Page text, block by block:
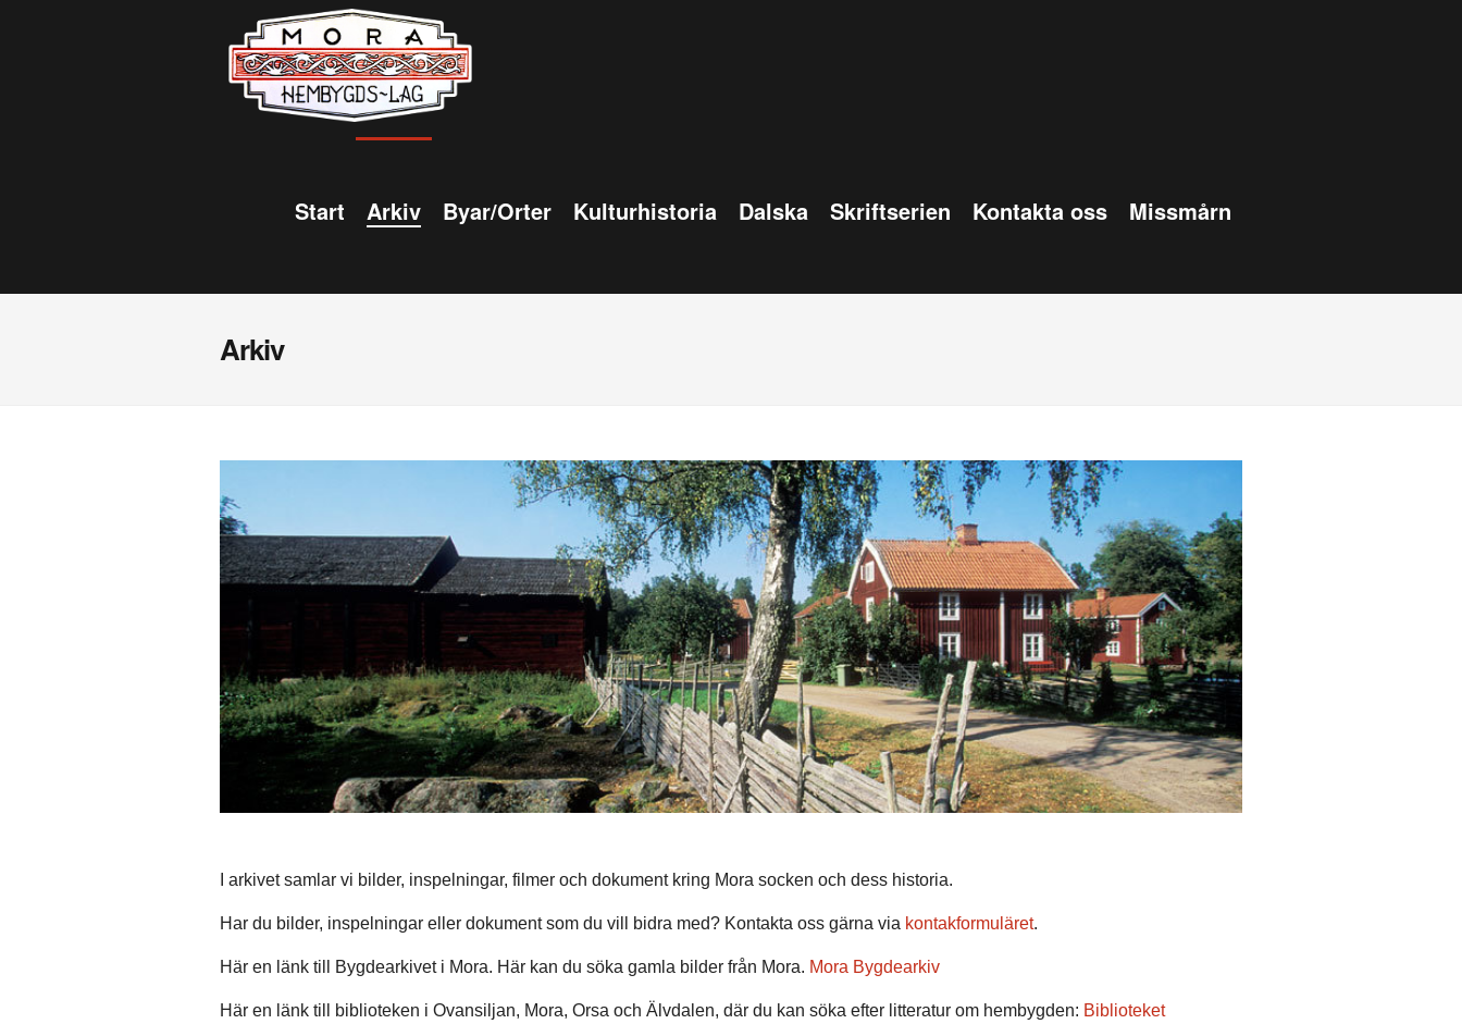
Start Arkiv Byar/Orter Kulturhistoria Dalska Skriftserien Kontakta oss Missmårn
Arkiv
I arkivet samlar vi bilder, inspelningar, filmer och dokument kring Mora socken och dess historia.
Har du bilder, inspelningar eller dokument som du vill bidra med? Kontakta oss gärna via kontakformuläret.
Här en länk till Bygdearkivet i Mora. Här kan du söka gamla bilder från Mora. Mora Bygdearkiv
Här en länk till biblioteken i Ovansiljan, Mora, Orsa och Älvdalen, där du kan söka efter litteratur om hembygden: Biblioteket